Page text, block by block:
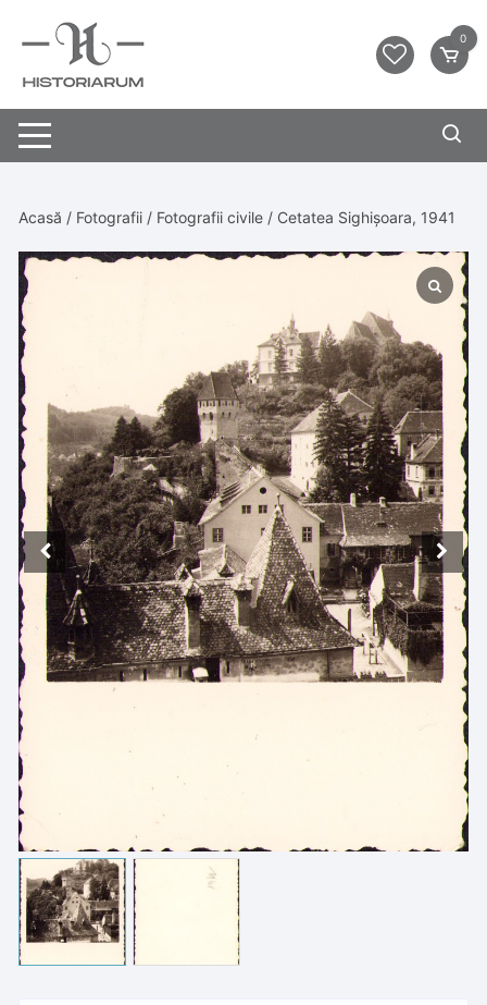
0
Acasă / Fotografii / Fotografii civile / Cetatea Sighișoara, 1941